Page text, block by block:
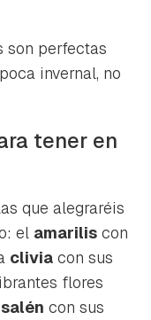
son perfectas
invernal, no
tener en
que alegraréis
el amarilis con
clivia con sus
flores
con sus